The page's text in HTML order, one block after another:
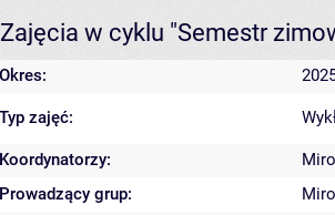
Zajęcia w cyklu "Semestr
Okres:
Typ zajęć:
Koordynatorzy:
Prowadzący grup: